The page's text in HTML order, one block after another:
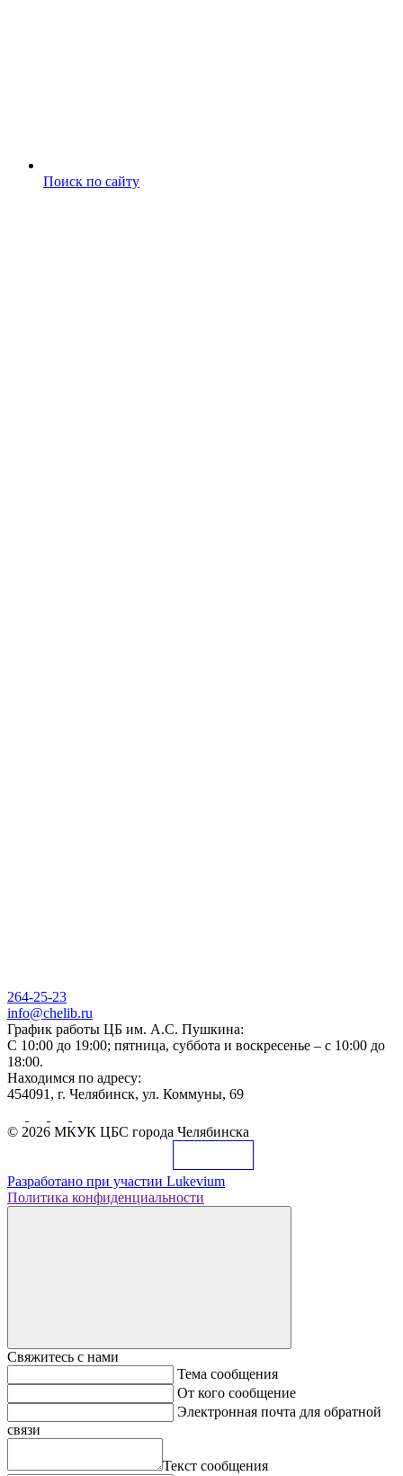
Поиск по сайту
264-25-23
info@chelib.ru
График работы ЦБ им. А.С. Пушкина:
С 10:00 до 19:00; пятница, суббота и воскресенье – с 10:00 до
18:00.
Находимся по адресу:
454091, г. Челябинск, ул. Коммуны, 69
© 2026 МКУК ЦБС города Челябинска
Разработано при участии Lukevium
Политика конфиденциальности
Свяжитесь с нами
Тема сообщения
От кого сообщение
Электронная почта для обратной
связи
Текст сообщения